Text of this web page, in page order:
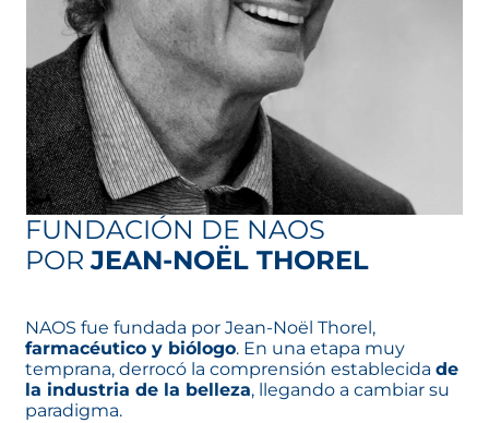
FUNDACIÓN DE NAOS
PORJEAN-NOËL THOREL
NAOS fue fundada por Jean-Noël Thorel,
farmacéutico y biólogo. En una etapa muy
temprana, derrocó la comprensión establecida de
la industria de la belleza, llegando a cambiar su
paradigma.